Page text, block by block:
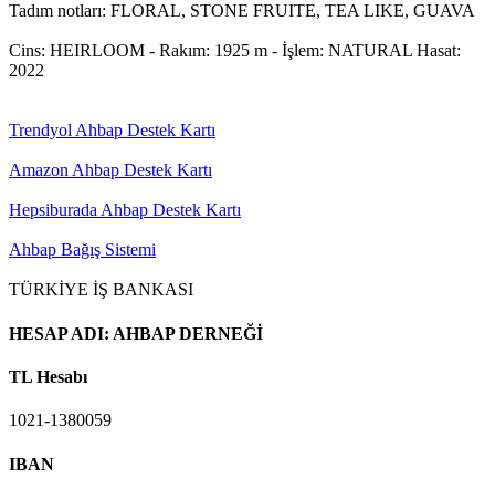
Tadım notları: FLORAL, STONE FRUITE, TEA LIKE, GUAVA
Cins: HEIRLOOM - Rakım: 1925 m - İşlem: NATURAL Hasat:
2022
Trendyol Ahbap Destek Kartı
Amazon Ahbap Destek Kartı
Hepsiburada Ahbap Destek Kartı
Ahbap Bağış Sistemi
TÜRKİYE İŞ BANKASI
HESAP ADI: AHBAP DERNEĞİ​
TL Hesabı​
1021-1380059
IBAN​